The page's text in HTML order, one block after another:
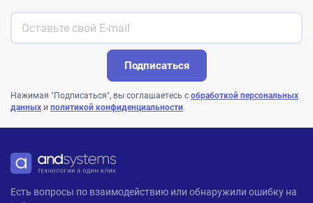
Подписаться
Нажимая "Подписаться", вы соглашаетесь с обработкой персональных
данных и политикой конфиденциальности.
ANDPRO
Есть вопросы по взаимодействию или обнаружили ошибку на